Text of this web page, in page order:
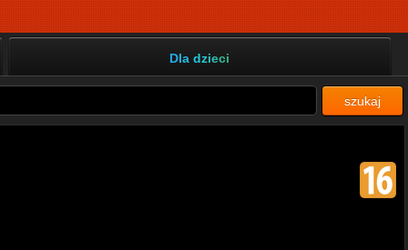
Dla dzieci
szukaj